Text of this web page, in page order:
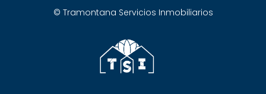
© Tramontana Servicios Inmobiliarios